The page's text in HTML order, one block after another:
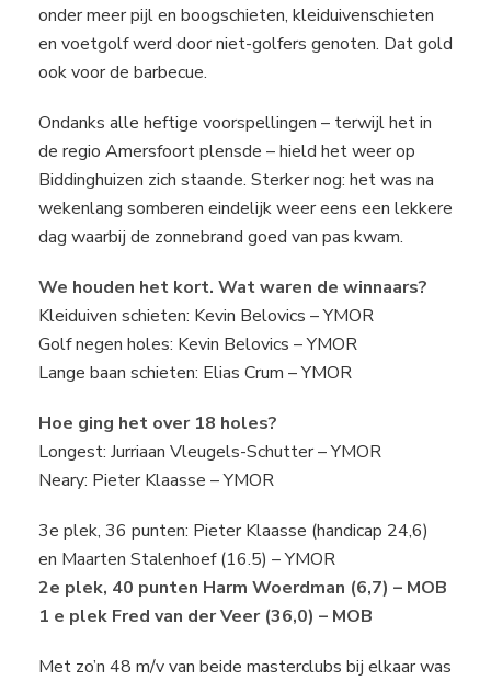
onder meer pijl en boogschieten, kleiduivenschieten
en voetgolf werd door niet-golfers genoten. Dat gold
ook voor de barbecue.
Ondanks alle heftige voorspellingen – terwijl het in
de regio Amersfoort plensde – hield het weer op
Biddinghuizen zich staande. Sterker nog: het was na
wekenlang somberen eindelijk weer eens een lekkere
dag waarbij de zonnebrand goed van pas kwam.
We houden het kort. Wat waren de winnaars?
Kleiduiven schieten: Kevin Belovics – YMOR
Golf negen holes: Kevin Belovics – YMOR
Lange baan schieten: Elias Crum – YMOR
Hoe ging het over 18 holes?
Longest: Jurriaan Vleugels-Schutter – YMOR
Neary: Pieter Klaasse – YMOR
3e plek, 36 punten: Pieter Klaasse (handicap 24,6)
en Maarten Stalenhoef (16.5) – YMOR
2e plek, 40 punten Harm Woerdman (6,7) – MOB
1 e plek Fred van der Veer (36,0) – MOB
Met zo’n 48 m/v van beide masterclubs bij elkaar was